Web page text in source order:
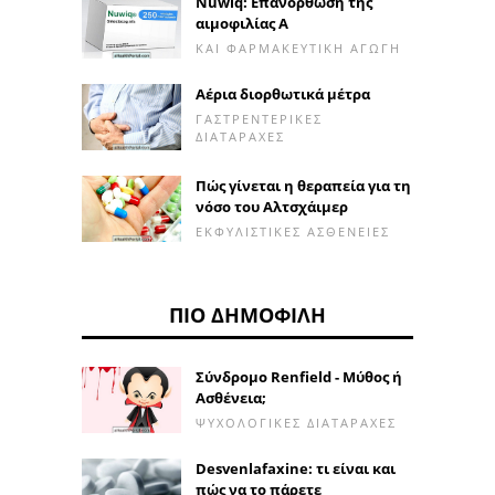
αιμοφιλίας Α
ΚΑΙ ΦΑΡΜΑΚΕΥΤΙΚΉ ΑΓΩΓΉ
Αέρια διορθωτικά μέτρα
ΓΑΣΤΡΕΝΤΕΡΙΚΈΣ
ΔΙΑΤΑΡΑΧΈΣ
Πώς γίνεται η θεραπεία για τη
νόσο του Αλτσχάιμερ
ΕΚΦΥΛΙΣΤΙΚΈΣ ΑΣΘΈΝΕΙΕΣ
ΠΙΟ ΔΗΜΟΦΙΛΉ
Σύνδρομο Renfield - Μύθος ή
Ασθένεια;
ΨΥΧΟΛΟΓΙΚΈΣ ΔΙΑΤΑΡΑΧΈΣ
Desvenlafaxine: τι είναι και
πώς να το πάρετε